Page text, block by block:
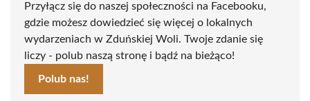
Przyłącz się do naszej społeczności na Facebooku,
gdzie możesz dowiedzieć się więcej o lokalnych
wydarzeniach w Zduńskiej Woli. Twoje zdanie się
liczy - polub naszą stronę i bądź na bieżąco!
Polub nas!